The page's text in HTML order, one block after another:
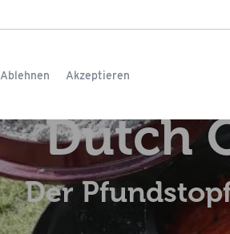
Dutch
Der
Ablehnen Akzeptieren